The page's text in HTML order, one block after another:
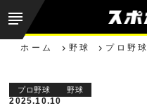
ホーム 野球 プロ野球
プロ野球 野球
2025.10.10